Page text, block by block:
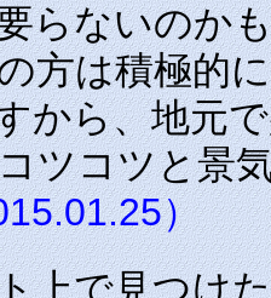
らないのか
方は積極的
から、地元
ツコツと景
）
上で見つけ